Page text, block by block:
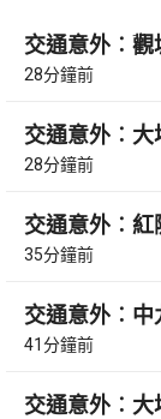
交通意外︰
28分鐘前
交通意外︰
28分鐘前
交通意外︰
35分鐘前
交通意外︰
41分鐘前
交通意外︰